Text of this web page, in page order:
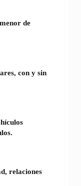
de
con y sin
relaciones